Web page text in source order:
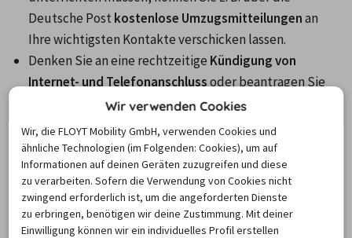
Deutsche Post kostenlose Umzugsmitteilungen an
Ihre wichtigsten Kontakte verschicken lassen.
Denken Sie an eine rechtzeitige Kündigung von
Internet- und Telefonanschluss oder beantragen Sie
eine Ummeldung über den Umzugsservice Ihres
Providers, damit Sie in der neuen Wohnung möglichst
schnell telefonieren und surfen können.
Packen Sie mit System: Frühzeitiges Ausmisten und
die gewissenhafte Beschriftung von Umzugskartons
sparen später wertvolle Zeit.
Wir verwenden Cookies
Wir, die FLOYT Mobility GmbH, verwenden Cookies und
ähnliche Technologien (im Folgenden: Cookies), um auf
Informationen auf deinen Geräten zuzugreifen und diese
zu verarbeiten. Sofern die Verwendung von Cookies nicht
zwingend erforderlich ist, um die angeforderten Dienste
zu erbringen, benötigen wir deine Zustimmung. Mit deiner
Einwilligung können wir ein individuelles Profil erstellen